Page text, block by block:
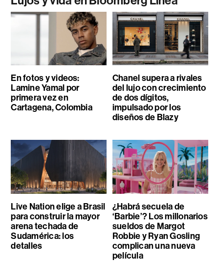
En fotos y videos:
Lamine Yamal por
primera vez en
Cartagena, Colombia
Chanel supera a rivales
del lujo con crecimiento
de dos dígitos,
impulsado por los
diseños de Blazy
Live Nation elige a Brasil
para construir la mayor
arena techada de
Sudamérica: los
detalles
¿Habrá secuela de
‘Barbie’? Los millonarios
sueldos de Margot
Robbie y Ryan Gosling
complican una nueva
película